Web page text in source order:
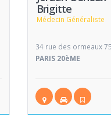
Brigitte
Médecin Généraliste
34 rue des ormeaux
PARIS 20èME